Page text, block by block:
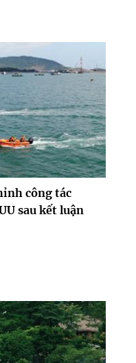
công tác
sau kết luận